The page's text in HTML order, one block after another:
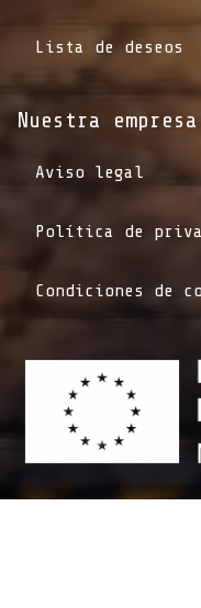
Lista de deseos
Nuestra empresa
Aviso legal
Política de
Condiciones de